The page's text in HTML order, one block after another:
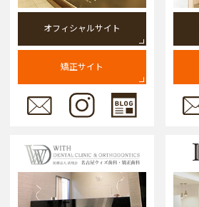
オフィシャルサイト
矯正サイト